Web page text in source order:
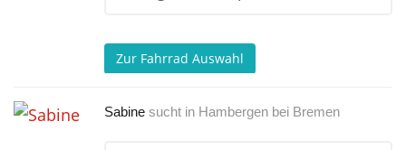
Zur Fahrrad Auswahl
Sabine sucht in Hambergen bei Bremen